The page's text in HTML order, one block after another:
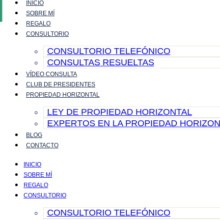
contenido
INICIO
SOBRE MÍ
REGALO
CONSULTORIO
CONSULTORIO TELEFÓNICO
CONSULTAS RESUELTAS
VÍDEO CONSULTA
CLUB DE PRESIDENTES
PROPIEDAD HORIZONTAL
LEY DE PROPIEDAD HORIZONTAL
EXPERTOS EN LA PROPIEDAD
BLOG
CONTACTO
INICIO
SOBRE MÍ
REGALO
CONSULTORIO
CONSULTORIO TELEFÓNICO